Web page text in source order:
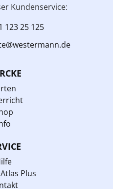
Kundenservice:
123 25 125
Plus